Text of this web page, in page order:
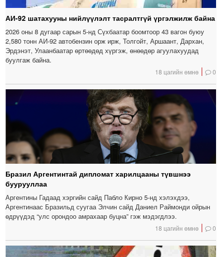
АИ-92 шатахууны нийлүүлэлт тасралтгүй үргэлжилж байна
2026 оны 8 дугаар сарын 5-нд Сүхбаатар боомтоор 43 вагон буюу
2,580 тонн АИ-92 автобензин орж ирж, Толгойт, Аршаант, Дархан,
Эрдэнэт, Улаанбаатар өртөөдөд хүргэж, өнөөдөр агуулахуудад
буулгаж байна.
18 цагийн өмнө 0
Бразил Аргентинтай дипломат харилцааны түвшнээ
буурууллаа
Аргентины Гадаад хэргийн сайд Пабло Кирно 5-нд хэлэхдээ,
Аргентинаас Бразильд суугаа Элчин сайд Даниел Раймонди ойрын
өдрүүдэд “улс орондоо амрахаар буцна” гэж мэдэгдлээ.
18 цагийн өмнө 0